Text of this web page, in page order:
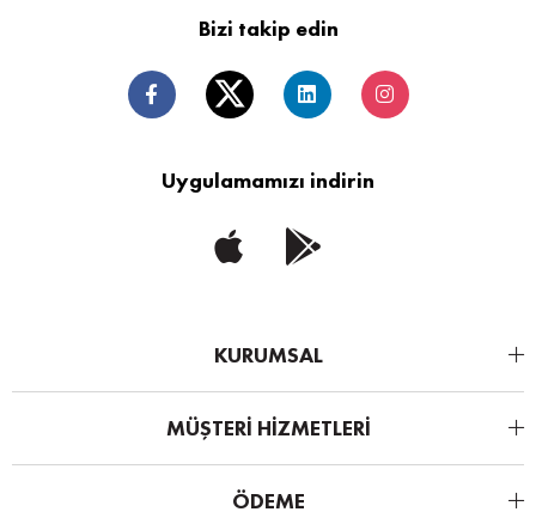
Bizi takip edin
Uygulamamızı indirin
KURUMSAL
MÜŞTERİ HİZMETLERİ
ÖDEME